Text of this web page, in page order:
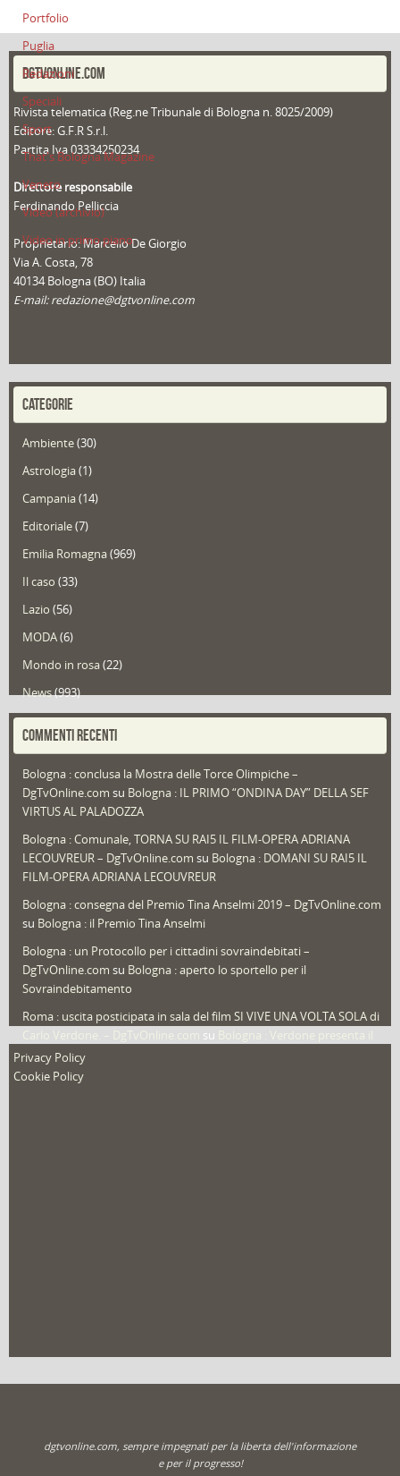
Portfolio
Puglia
Redazioni
Speciali
Sport
That's Bologna Magazine
Veneto
Video (archivio)
Video in primo piano
DGTVONLINE.COM
Rivista telematica (Reg.ne Tribunale di Bologna n. 8025/2009)
Editore: G.F.R S.r.l.
Partita Iva 03334250234
Direttore responsabile
Ferdinando Pelliccia
Proprietario: Marcello De Giorgio
Via A. Costa, 78
40134 Bologna (BO) Italia
E-mail: redazione@dgtvonline.com
CATEGORIE
Ambiente(30)
Astrologia(1)
Campania(14)
Editoriale(7)
Emilia Romagna(969)
Il caso (33)
Lazio (56)
MODA(6)
Mondo in rosa(22)
News(993)
Portfolio(1)
Redazioni(1.050)
Speciali (22)
Sport
That's Bologna Magazine(25)
Video (archivio) (263)
COMMENTI RECENTI
Bologna : conclusa la Mostra delle Torce Olimpiche –
DgTvOnline.com su Bologna : IL PRIMO “ONDINA DAY” DELLA SEF
VIRTUS AL PALADOZZA
Bologna : Comunale, TORNA SU RAI5 IL FILM-OPERA ADRIANA
LECOUVREUR – DgTvOnline.com su Bologna : DOMANI SU RAI5 IL
FILM-OPERA ADRIANA LECOUVREUR
Bologna : consegna del Premio Tina Anselmi 2019 – DgTvOnline.com
su Bologna : il Premio Tina Anselmi
Bologna : un Protocollo per i cittadini sovraindebitati –
DgTvOnline.com su Bologna : aperto lo sportello per il
Sovraindebitamento
Roma : uscita posticipata in sala del film SI VIVE UNA VOLTA SOLA di
su
nuovo film
Privacy Policy
Cookie Policy
dgtvonline.com, sempre impegnati per la liberta dell'informazione
e per il progresso!